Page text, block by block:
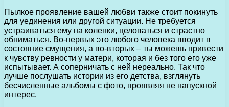
Пылкое проявление вашей любви также стоит покинуть
для уединения или другой ситуации. Не требуется
устраиваться ему на коленки, целоваться и страстно
обниматься. Во-первых это любого человека вводит в
состояние смущения, а во-вторых – ты можешь привести
к чувству ревности у матери, которая и без того его уже
испытывает. А соперничать с ней нереально. Так что
лучше послушать истории из его детства, взглянуть
бесчисленные альбомы с фото, проявляя не напускной
интерес.